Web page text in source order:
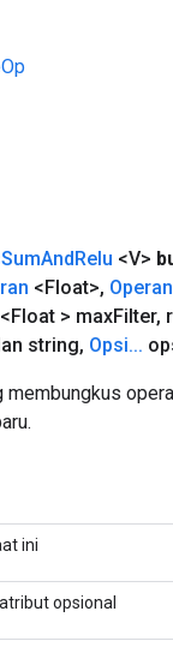
SumAndRelu <V>
<Float>, Operan
<Float > maxFilter,
string, Opsi...
membungkus
ini
opsional